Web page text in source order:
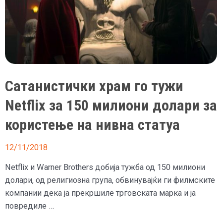
Сатанистички храм го тужи
Netflix за 150 милиони долари за
користење на нивна статуа
12/11/2018
Netflix и Warner Brothers добија тужба од 150 милиони
долари, од религиозна група, обвинувајќи ги филмските
компании дека ја прекршиле трговската марка и ја
повредиле …